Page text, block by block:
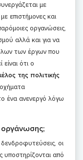
με
επιστήμονες και
οργανώσεις,
αλλά και για να
των έργων που
ότι ο
της πολιτικής
οχήματα
ένα ανενεργό λόγω
οργάνωσης;
δενδροφυτεύσεις, οι
υποστηρίζονται από